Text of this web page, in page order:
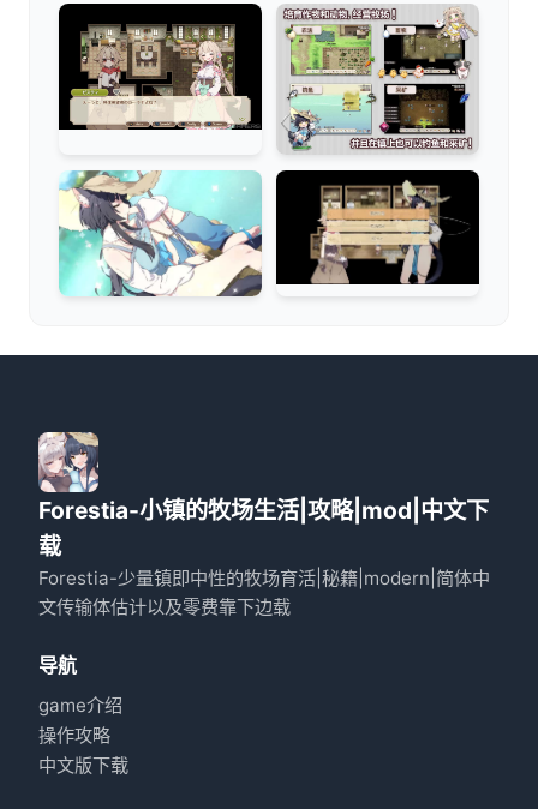
Forestia-小镇的牧场生活|攻略|mod|中文下
载
Forestia-少量镇即中性的牧场育活|秘籍|modern|简体中
文传输体估计以及零费靠下边载
导航
game介绍
操作攻略
中文版下载